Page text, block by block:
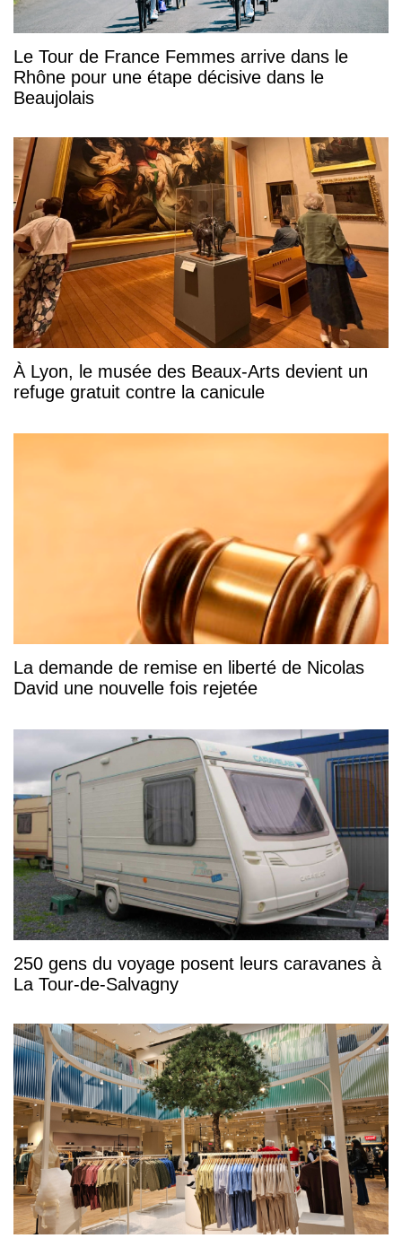
Le Tour de France Femmes arrive dans le
Rhône pour une étape décisive dans le
Beaujolais
À Lyon, le musée des Beaux-Arts devient un
refuge gratuit contre la canicule
La demande de remise en liberté de Nicolas
David une nouvelle fois rejetée
250 gens du voyage posent leurs caravanes à
La Tour-de-Salvagny